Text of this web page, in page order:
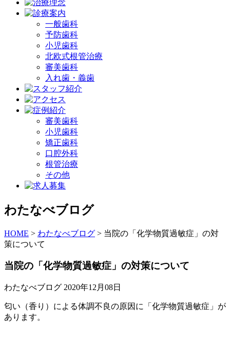
一般歯科
予防歯科
小児歯科
北欧式根管治療
審美歯科
入れ歯・義歯
審美歯科
小児歯科
矯正歯科
口腔外科
根管治療
その他
わたなべブログ
HOME > わたなべブログ > 当院の「化学物質過敏症」の対
策について
当院の「化学物質過敏症」の対策について
わたなべブログ 2020年12月08日
匂い（香り）による体調不良の原因に「化学物質過敏症」が
あります。